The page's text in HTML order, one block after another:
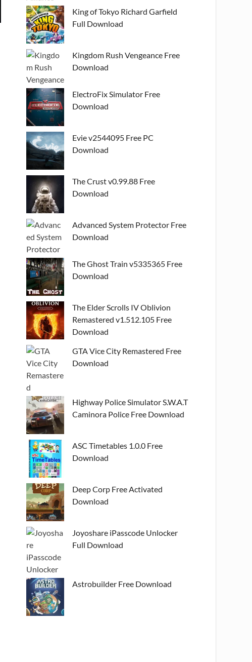
King of Tokyo Richard Garfield
Full Download
Kingdom Rush Vengeance Free
Download
ElectroFix Simulator Free
Download
Evie v2544095 Free PC
Download
The Crust v0.99.88 Free
Download
Advanced System Protector Free
Download
The Ghost Train v5335365 Free
Download
The Elder Scrolls IV Oblivion
Remastered v1.512.105 Free
Download
GTA Vice City Remastered Free
Download
Highway Police Simulator S.W.A.T
Caminora Police Free Download
ASC Timetables 1.0.0 Free
Download
Deep Corp Free Activated
Download
Joyoshare iPasscode Unlocker
Full Download
Astrobuilder Free Download